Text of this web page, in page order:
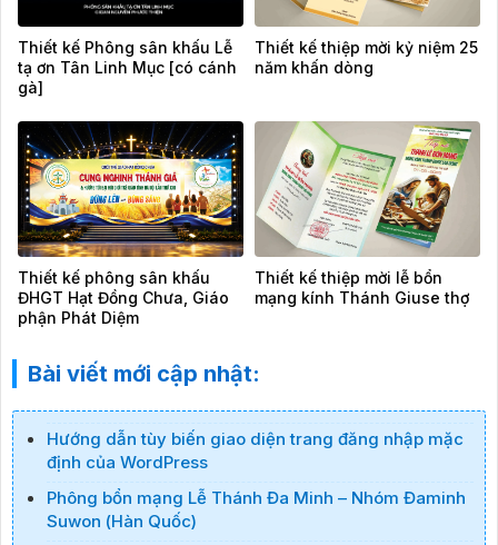
Thiết kế Phông sân khấu Lễ
tạ ơn Tân Linh Mục [có cánh
gà]
Thiết kế thiệp mời kỷ niệm 25
năm khấn dòng
Thiết kế phông sân khấu
ĐHGT Hạt Đồng Chưa, Giáo
phận Phát Diệm
Thiết kế thiệp mời lễ bổn
mạng kính Thánh Giuse thợ
Bài viết mới cập nhật:
Hướng dẫn tùy biến giao diện trang đăng nhập mặc
định của WordPress
Phông bổn mạng Lễ Thánh Đa Minh – Nhóm Đaminh
Suwon (Hàn Quốc)